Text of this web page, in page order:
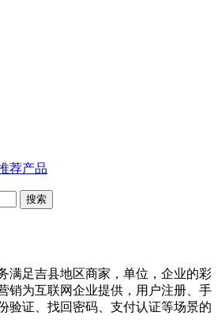
荐产品
搜索
满足吉县地区商家，单位，企业的彩
销为互联网企业提供，用户注册、手
验证、找回密码、支付认证等场景的